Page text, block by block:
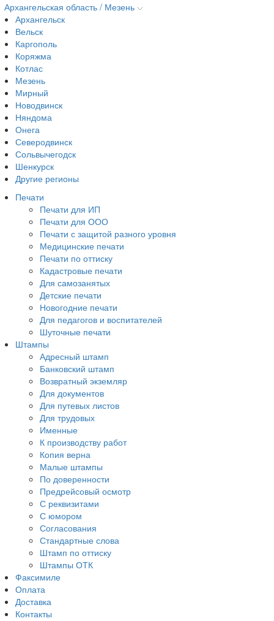
Архангельская область / Мезень
Архангельск
Вельск
Каргополь
Коряжма
Котлас
Мезень
Мирный
Новодвинск
Няндома
Онега
Северодвинск
Сольвычегодск
Шенкурск
Другие регионы
Печати
Печати для ИП
Печати для ООО
Печати с защитой разного уровня
Медицинские печати
Печати по оттиску
Кадастровые печати
Для самозанятых
Детские печати
Новогодние печати
Для педагогов и воспитателей
Шуточные печати
Штампы
Адресный штамп
Банковский штамп
Возвратный экземляр
Для документов
Для путевых листов
Для трудовых
Именные
К производству работ
Копия верна
Малые штампы
По доверенности
Предрейсовый осмотр
С реквизитами
С юмором
Согласования
Стандартные слова
Штамп по оттиску
Штампы ОТК
Факсимиле
Оплата
Доставка
Контакты